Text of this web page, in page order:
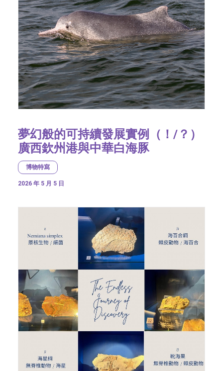
夢幻般的可持續發展實例（！/？）
廣西欽州港與中華白海豚
博物特寫
2026 年 5 月 5 日